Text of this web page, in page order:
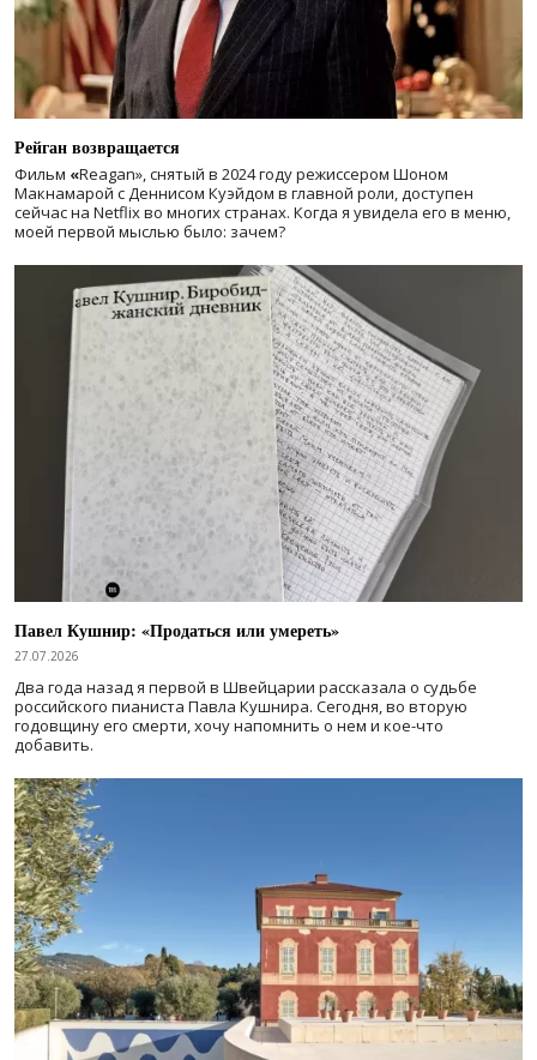
Рейган возвращается
Фильм «Reagan», снятый в 2024 годурежиссером Шоном
Макнамарой с Деннисом Куэйдом в главной роли, доступен
сейчас на Netflix во многих странах. Когда я увидела его в меню,
моей первой мыслью было: зачем?
Павел Кушнир: «Продаться или умереть»
27.07.2026
Два года назад я первой в Швейцарии рассказала о судьбе
российского пианиста Павла Кушнира. Сегодня, во вторую
годовщину его смерти, хочу напомнить о нем и кое-что
добавить.